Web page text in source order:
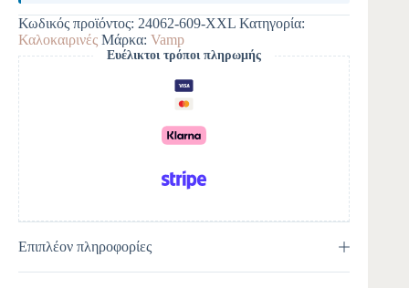
e
r
n
a
t
i
v
e
:
Κωδικός προϊόντος: 24062-609-XXL Κατηγορία:
Καλοκαιρινές Μάρκα: Vamp
Ευέλικτοι τρόποι πληρωμής
Επιπλέον πληροφορίες